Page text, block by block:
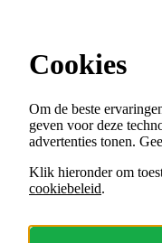
Menu
VACATURES
ORGANISATIES
Cookies
Om de beste
geven voor deze
advertenties tonen.
Klik hieronder om
cookiebeleid.